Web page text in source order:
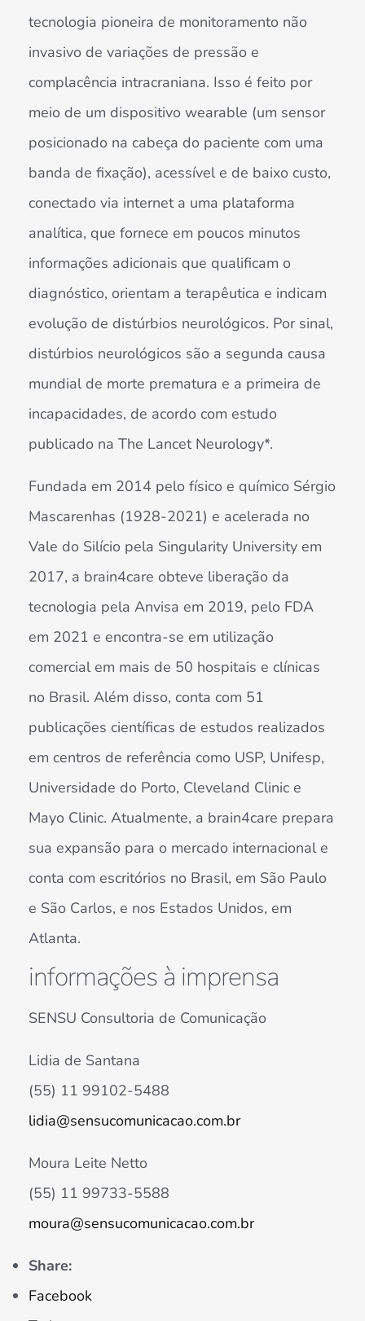
tecnologia pioneira de monitoramento não
invasivo de variações de pressão e
complacência intracraniana. Isso é feito por
meio de um dispositivo wearable (um sensor
posicionado na cabeça do paciente com uma
banda de fixação), acessível e de baixo custo,
conectado via internet a uma plataforma
analítica, que fornece em poucos minutos
informações adicionais que qualificam o
diagnóstico, orientam a terapêutica e indicam
evolução de distúrbios neurológicos. Por sinal,
distúrbios neurológicos são a segunda causa
mundial de morte prematura e a primeira de
incapacidades, de acordo com estudo
publicado na The Lancet Neurology*.
Fundada em 2014 pelo físico e químico Sérgio
Mascarenhas (1928-2021) e acelerada no
Vale do Silício pela Singularity University em
2017, a brain4care obteve liberação da
tecnologia pela Anvisa em 2019, pelo FDA
em 2021 e encontra-se em utilização
comercial em mais de 50 hospitais e clínicas
no Brasil. Além disso, conta com 51
publicações científicas de estudos realizados
em centros de referência como USP, Unifesp,
Universidade do Porto, Cleveland Clinic e
Mayo Clinic. Atualmente, a brain4care prepara
sua expansão para o mercado internacional e
conta com escritórios no Brasil, em São Paulo
e São Carlos, e nos Estados Unidos, em
Atlanta.
informações à imprensa
SENSU Consultoria de Comunicação
Lidia de Santana
(55) 11 99102-5488
lidia@sensucomunicacao.com.br
Moura Leite Netto
(55) 11 99733-5588
moura@sensucomunicacao.com.br
Share:
Facebook